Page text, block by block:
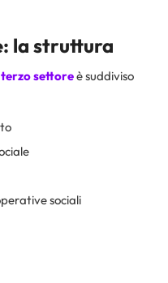
la struttura
settoreè suddiviso
sociali